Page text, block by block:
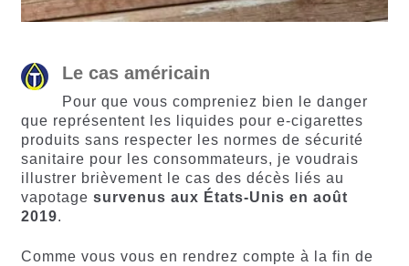
Le cas américain
Pour que vous compreniez bien le danger
que représentent les liquides pour e-cigarettes
produits sans respecter les normes de sécurité
sanitaire pour les consommateurs, je voudrais
illustrer brièvement le cas des décès liés au
vapotage survenus aux États-Unis en août
2019.
Comme vous vous en rendrez compte à la fin de